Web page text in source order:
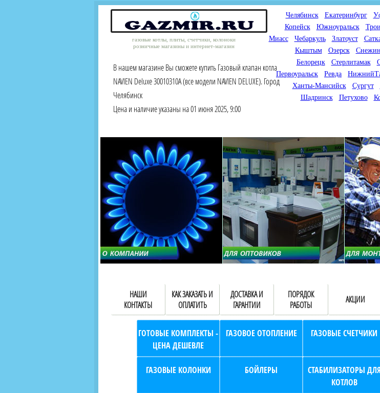
газовые котлы, плиты, счетчики, колоноки
розничные магазины и интернет-магазин
Челябинск Екатеринбург
Копейск
Южноуральск
Миасс
Чебаркуль Златоуст
Кыштым
Озерск
Белорецк
Стерлитамак
Первоуральск
Ревда
Ханты-Мансийск
Сургут
Шадринск
Петухово
В нашем магазине Вы сможете купить Газовый клапан котла
NAVIEN Deluxe 30010310A (все модели NAVIEN DELUXE). Город
Челябинск
Цена и наличие указаны на 01 июня 2025, 9:00
Мы продаем газовые котлы
для отопления,
водонагреватели, счетчики
газа с доставкой по городам
России и Казахстана
Мы
городе.
НАШИ
КОНТАКТЫ
КАК ЗАКАЗАТЬ И
ОПЛАТИТЬ
ДОСТАВКА И
ГАРАНТИИ
ПОРЯДОК
РАБОТЫ
АКЦИИ
ГОТОВЫЕ КОМПЛЕКТЫ -
ЦЕНА ДЕШЕВЛЕ
ГАЗОВОЕ ОТОПЛЕНИЕ ГАЗОВЫЕ СЧЕТЧИКИ
ГАЗОВЫЕ КОЛОНКИ БОЙЛЕРЫ
СТАБИЛИЗАТОРЫ ДЛЯ
КОТЛОВ